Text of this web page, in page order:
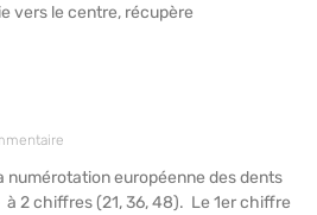
vers le centre, récupère
numérotation européenne des dents
2 chiffres (21, 36, 48). Le 1er chiffre